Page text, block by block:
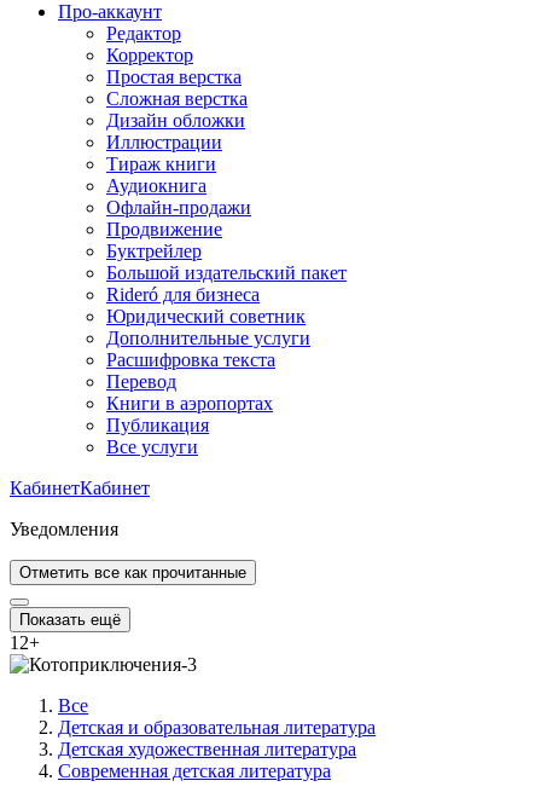
Про-аккаунт
Редактор
Корректор
Простая верстка
Сложная верстка
Дизайн обложки
Иллюстрации
Тираж книги
Аудиокнига
Офлайн-продажи
Продвижение
Буктрейлер
Большой издательский пакет
Rideró для бизнеса
Юридический советник
Дополнительные услуги
Расшифровка текста
Перевод
Книги в аэропортах
Публикация
Все услуги
КабинетКабинет
Уведомления
Отметить все как прочитанные
Показать ещё
12+
Все
Детская и образовательная литература
Детская художественная литература
Современная детская литература